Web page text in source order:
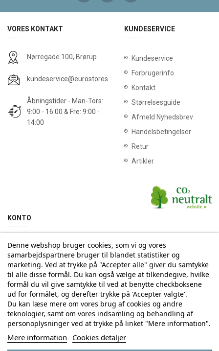
VORES KONTAKT
Nørregade 100, Brørup
kundeservice@eurostores.dk
Åbningstider - Man-Tors:
9:00 - 16:00 & Fre: 9:00 -
14:00
KUNDESERVICE
Kundeservice
Forbrugerinfo
Kontakt
Størrelsesguide
Afmeld Nyhedsbrev
Handelsbetingelser
Retur
Artikler
KONTO
Min konto Ordrehistorik
Tilmelding til Nyhedsbrev
Vi deler aldrig din email-adresse med tredjepart
Tilmeld
Denne webshop bruger cookies, som vi og vores
samarbejdspartnere bruger til blandet statistiker og
marketing. Ved at trykke på "Accepter alle" giver du samtykke
til alle disse formål. Du kan også vælge at tilkendegive, hvilke
formål du vil give samtykke til ved at benytte checkboksene
ud for formålet, og derefter trykke på 'Accepter valgte'.
Du kan læse mere om vores brug af cookies og andre
teknologier, samt om vores indsamling og behandling af
personoplysninger ved at trykke på linket "Mere information".
Mere information Cookies detaljer